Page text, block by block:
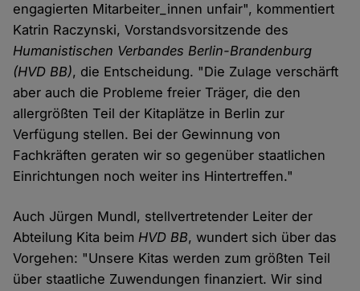
engagierten Mitarbeiter_innen unfair", kommentiert
Katrin Raczynski, Vorstandsvorsitzende des
Humanistischen Verbandes Berlin-Brandenburg
(HVD BB), die Entscheidung. "Die Zulage verschärft
aber auch die Probleme freier Träger, die den
allergrößten Teil der Kitaplätze in Berlin zur
Verfügung stellen. Bei der Gewinnung von
Fachkräften geraten wir so gegenüber staatlichen
Einrichtungen noch weiter ins Hintertreffen."
Auch Jürgen Mundl, stellvertretender Leiter der
Abteilung Kita beimHVD BB, wundert sich über das
Vorgehen: "Unsere Kitas werden zum größten Teil
über staatliche Zuwendungen finanziert. Wir sind